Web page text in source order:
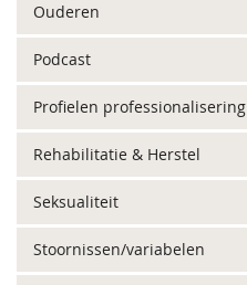
Ouderen
Podcast
Profielen professionalisering
Rehabilitatie & Herstel
Seksualiteit
Stoornissen/variabelen